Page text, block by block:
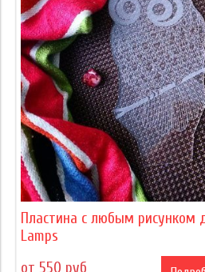
Пластина с любым рисунком
Lamps
от 550 руб